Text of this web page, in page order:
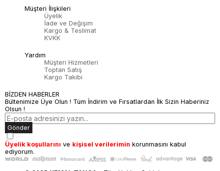
Müşteri İlişkileri
Üyelik
İade ve Değişim
Kargo & Teslimat
KVKK
Yardım
Müşteri Hizmetleri
Toptan Satış
Kargo Takibi
BİZDEN HABERLER
Bültenimize Üye Olun ! Tüm İndirim ve Fırsatlardan İlk Sizin Haberiniz
Olsun !
Gönder
Üyelik koşullarını ve kişisel verilerimin korunmasını kabul
ediyorum.